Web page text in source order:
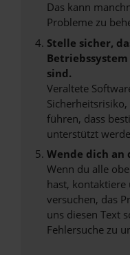
Das kann
Probleme zu
Stelle sicher,
sind.
Veraltete
führen, dass
unterstützt
Wende dich an
Wenn du alle
hast,
versuchen, das
uns diesen Text
Fehlersuche zu